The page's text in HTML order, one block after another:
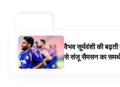
वैभव सूर्यवंशी की
से संजू सैमसन का